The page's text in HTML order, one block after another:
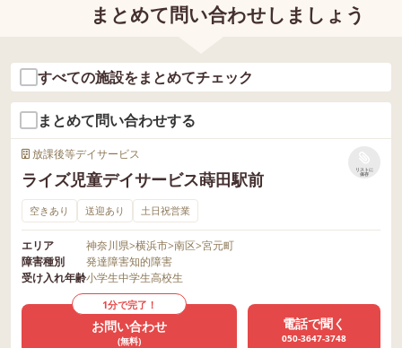
まとめて問い合わせしましょう
すべての施設をまとめてチェック
まとめて問い合わせする
放課後等デイサービス
ライズ児童デイサービス蒔田駅前
リストに
保存
空きあり 送迎あり 土日祝営業
エリア 神奈川県>横浜市>南区>宮元町
障害種別
発達障害知的障害
受け入れ年齢小学生中学生高校生
1分で完了！
お問い合わせ
(無料)
電話で聞く
050-3647-3748